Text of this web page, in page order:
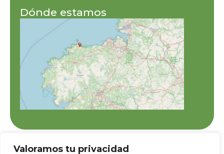
Valoramos tu privacidad
Dónde estamos
BENEFICIARIA DEL PROGRAMA BONO CONSOLIDA ECONOMÍA